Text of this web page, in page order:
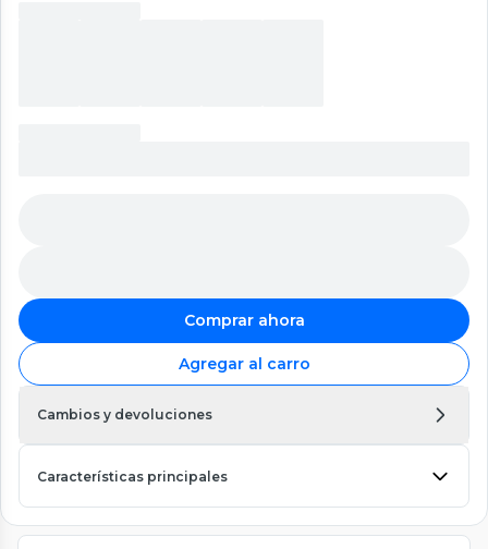
Comprar ahora
Agregar al carro
Cambios y devoluciones
Características principales